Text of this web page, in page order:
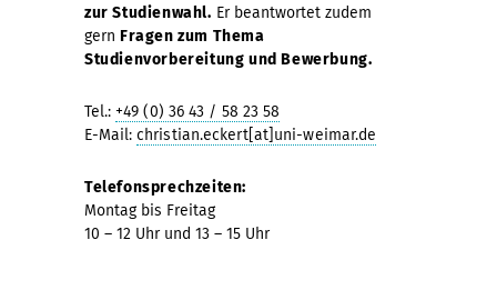
zur Studienwahl. Er beantwortet zudem
gern Fragen zum Thema
Studienvorbereitung und Bewerbung.
Tel.: +49 (0) 36 43 / 58 23 58
E-Mail: christian.eckert[at]uni-weimar.de
Telefonsprechzeiten:
Montag bis Freitag
10 – 12 Uhr und 13 – 15 Uhr